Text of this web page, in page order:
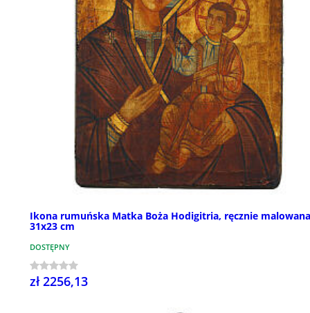
Ikona rumuńska Matka Boża Hodigitria, ręcznie
31x23 cm
DOSTĘPNY
zł 2256,13